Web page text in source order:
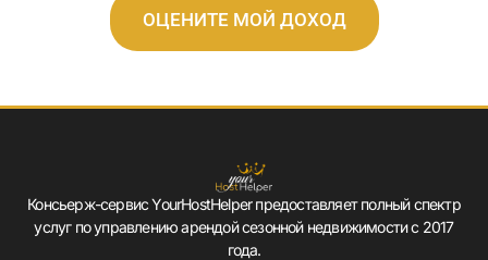
ОЦЕНИТЕ МОЙ ДОХОД
Консьерж-сервис YourHostHelper предоставляет полный спектр
услуг по управлению арендой сезонной недвижимости с 2017
года.